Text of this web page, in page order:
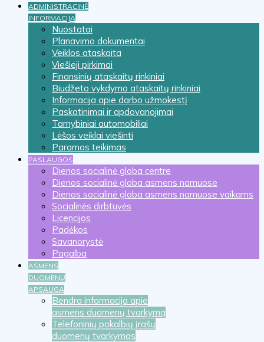
ADMINISTRACINĖ
INFORMACIJA
Nuostatai
Planavimo dokumentai
Veiklos ataskaita
Viešieji pirkimai
Finansinių ataskaitų rinkiniai
Biudžeto vykdymo ataskaitų rinkiniai
Informacija apie darbo užmokestį
Paskatinimai ir apdovanojimai
Tarnybiniai automobiliai
Lėšos veiklai viešinti
Paramos teikimas
PASLAUGOS
Dienos socialinė globa centre
Dienos socialinė globa asmens namuose
Dienos socialinė globa asmens namuose vaikams
Socialinės dirbtuvės
Licencijos
Padėkos
Savanorystė
Pagalba
ASMENS
DUOMENŲ
APSAUGA
Bendra informacija apie
asmens duomenų tvarkymą
Telefoninių pokalbių įrašų
duomenų tvarkymas